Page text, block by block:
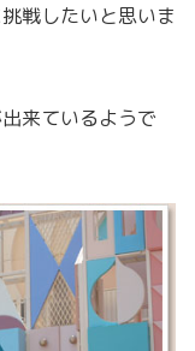
戦したいと思いま
来ているようで